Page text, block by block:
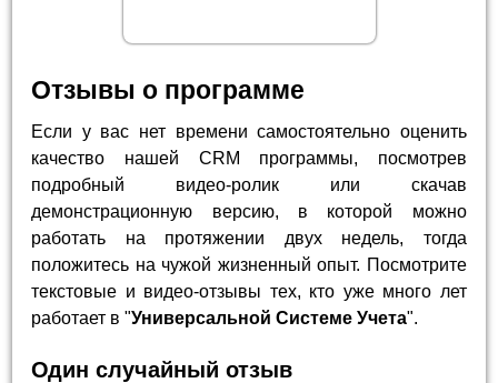
Отзывы о программе
Если у вас нет времени самостоятельно оценить
качество нашей CRM программы, посмотрев
подробный видео-ролик или скачав
демонстрационную версию, в которой можно
работать на протяжении двух недель, тогда
положитесь на чужой жизненный опыт. Посмотрите
текстовые и видео-отзывы тех, кто уже много лет
работает в "Универсальной Системе Учета".
Один случайный отзыв